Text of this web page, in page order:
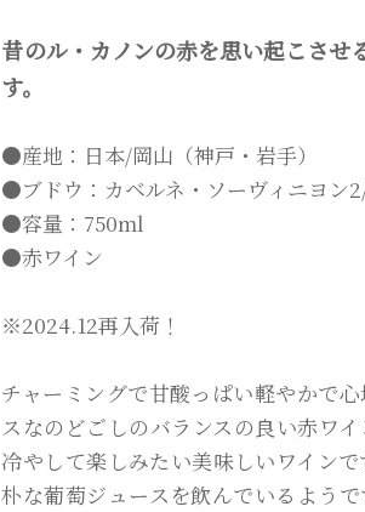
昔のル・カノンの赤を思い起こさせ
す。
●産地：日本/岡山（神戸・岩手）
●ブドウ：カベルネ・ソーヴィニヨン
●容量：750ml
●赤ワイン
※2024.12再入荷！
チャーミングで甘酸っぱい軽やかで
スなのどごしのバランスの良い赤ワ
冷やして楽しみたい美味しいワイン
朴な葡萄ジュースを飲んでいるよう